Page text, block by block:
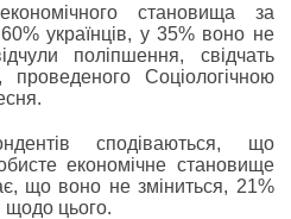
становища за
українців, у 35% воно не
поліпшення, свідчать
, проведеного Соціологічною
сподіваються, що
економічне становище
що воно не зміниться, 21%
щодо цього.